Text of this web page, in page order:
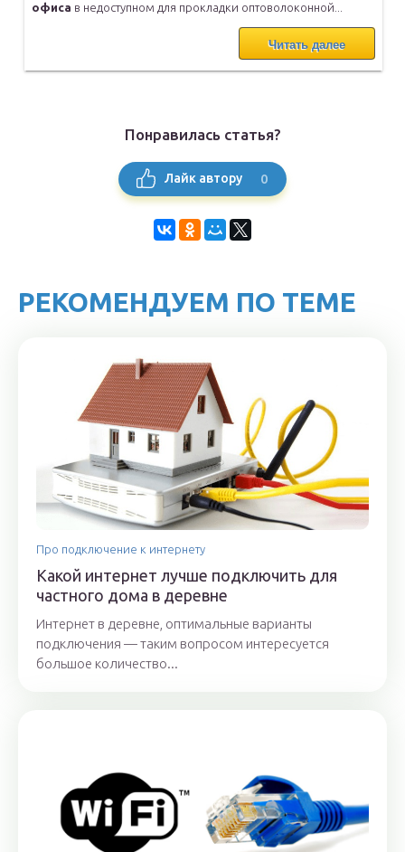
офиса в недоступном для прокладки оптоволоконной...
Читать далее
Понравилась статья?
Лайк автору 0
РЕКОМЕНДУЕМ ПО ТЕМЕ
Про подключение к интернету
Какой интернет лучше подключить для
частного дома в деревне
Интернет в деревне, оптимальные варианты
подключения — таким вопросом интересуется
большое количество...